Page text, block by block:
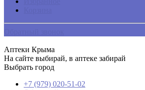
Аптеки Крыма
На сайте выбирай, в аптеке забирай
Выбрать город
+7 (979) 020-51-02